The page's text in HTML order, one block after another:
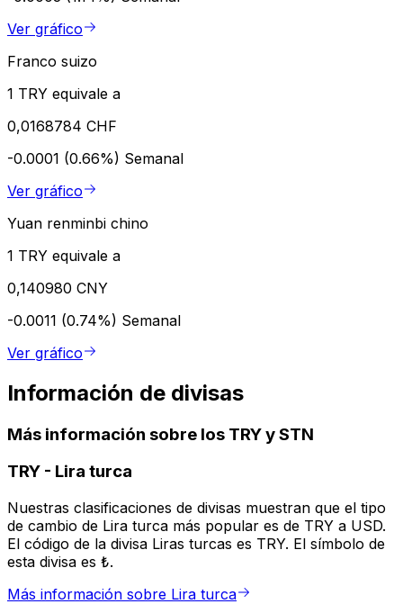
Ver gráfico
Franco suizo
1 TRY equivale a
0,0168784 CHF
-0.0001 (0.66%) Semanal
Ver gráfico
Yuan renminbi chino
1 TRY equivale a
0,140980 CNY
-0.0011 (0.74%) Semanal
Ver gráfico
Información de divisas
Más información sobre los TRY y STN
TRY - Lira turca
Nuestras clasificaciones de divisas muestran que el tipo
de cambio de Lira turca más popular es de TRY a USD.
El código de la divisa Liras turcas es TRY. El símbolo de
esta divisa es ₺.
Más información sobre Lira turca